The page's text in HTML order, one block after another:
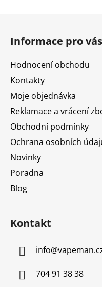
Informace pro vás
Hodnocení obchodu
Kontakty
Moje objednávka
Reklamace a vrácení
Obchodní podmínky
Ochrana osobních
Novinky
Poradna
Blog
Kontakt
info@
704 91 38 38